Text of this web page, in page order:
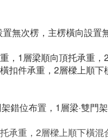
無次楞，主楞橫向設置
1層梁順向頂托承重
扣件承重，2層樑上順
錯位布置，1層梁·雙門
承重，2層樑上順下橫混